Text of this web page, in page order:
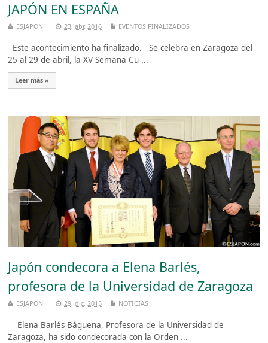
JAPÓN EN ESPAÑA
ESJAPON 23, abr, 2016 EVENTOS FINALIZADOS
Este acontecimiento ha finalizado. Se celebra en Zaragoza del
25 al 29 de abril, la XV Semana Cu ...
Leer más »
Japón condecora a Elena Barlés,
profesora de la Universidad de Zaragoza
ESJAPON 29, dic, 2015 NOTICIAS
Elena Barlés Báguena, Profesora de la Universidad de
Zaragoza, ha sido condecorada con la Orden ...